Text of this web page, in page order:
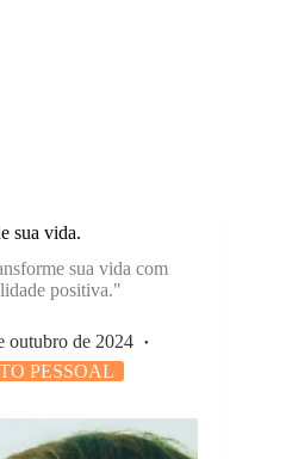
sua vida.
sua vida com
positiva."
outubro de 2024
PESSOAL